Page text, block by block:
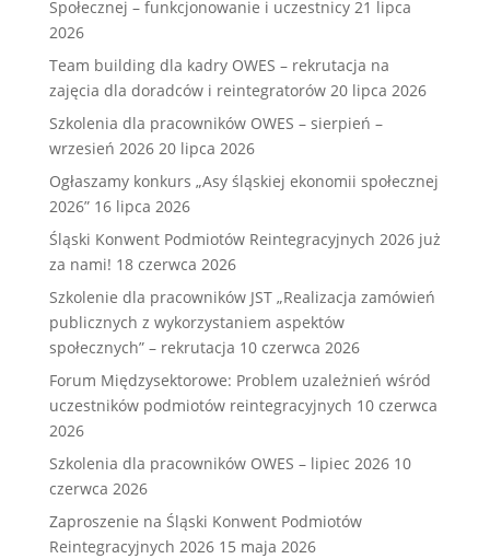
Społecznej – funkcjonowanie i uczestnicy 21 lipca
2026
Team building dla kadry OWES – rekrutacja na
zajęcia dla doradców i reintegratorów 20 lipca 2026
Szkolenia dla pracowników OWES – sierpień –
wrzesień 2026 20 lipca 2026
Ogłaszamy konkurs „Asy śląskiej ekonomii społecznej
2026” 16 lipca 2026
Śląski Konwent Podmiotów Reintegracyjnych 2026 już
za nami! 18 czerwca 2026
Szkolenie dla pracowników JST „Realizacja zamówień
publicznych z wykorzystaniem aspektów
społecznych” – rekrutacja 10 czerwca 2026
Forum Międzysektorowe: Problem uzależnień wśród
uczestników podmiotów reintegracyjnych 10 czerwca
2026
Szkolenia dla pracowników OWES – lipiec 2026 10
czerwca 2026
Zaproszenie na Śląski Konwent Podmiotów
Reintegracyjnych 2026 15 maja 2026